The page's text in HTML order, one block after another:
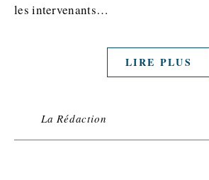
les intervenants…
LIRE PLUS
La Rédaction